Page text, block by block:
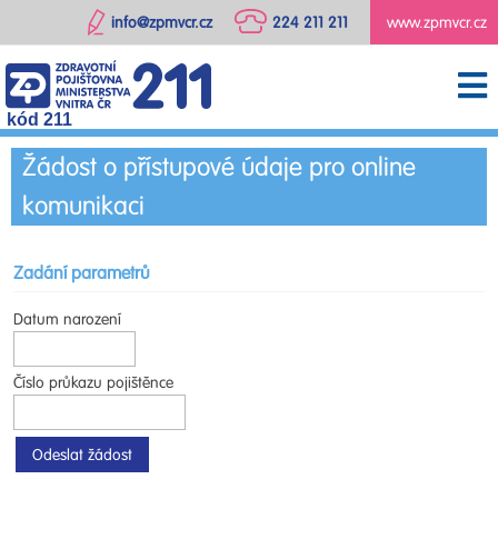
www.zpmvcr.cz
224 211 211
info@zpmvcr.cz
kód 211
Žádost o přístupové údaje pro online
komunikaci
Zadání parametrů
Datum narození
Číslo průkazu pojištěnce